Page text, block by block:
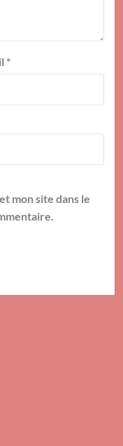
*
mon site dans le